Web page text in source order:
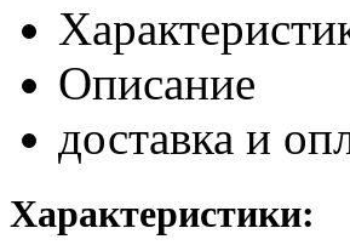
Описание
доставка и
Характеристики: